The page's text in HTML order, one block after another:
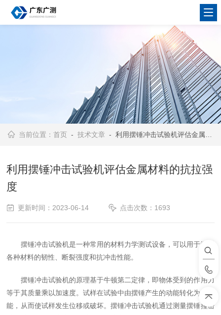
当前位置：首页 -技术文章 - 利用摆锤冲击试验机评估金属材料的抗拉强度
利用摆锤冲击试验机评估金属材料的抗拉强
度
更新时间：2023-06-14 点击次数：1693
摆锤冲击试验机是一种常用的材料力学测试设备，可以用于测试
各种材料的韧性、断裂强度和抗冲击性能。
摆锤冲击试验机的原理基于牛顿第二定律，即物体受到的作用力
等于其质量乘以加速度。试样在试验中由摆锤产生的动能转化为变形
能，从而使试样发生位移或破坏。摆锤冲击试验机通过测量摆锤撞击